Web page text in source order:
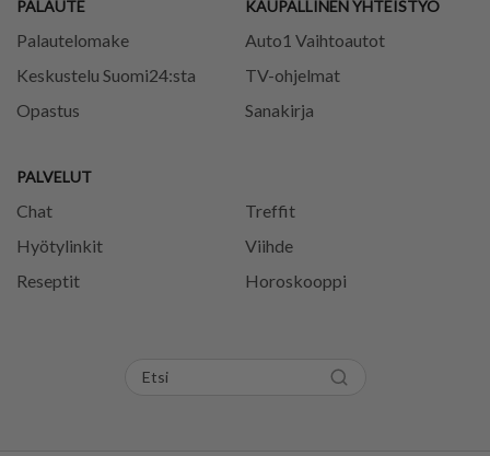
PALAUTE
Palautelomake
Keskustelu Suomi24:sta
Opastus
PALVELUT
Chat
Treffit
Hyötylinkit
Viihde
Reseptit
Horoskooppi
KAUPALLINEN YHTEISTYÖ
Auto1 Vaihtoautot
TV-ohjelmat
Sanakirja